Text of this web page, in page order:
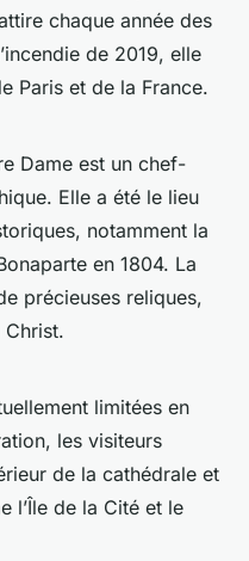
chaque année des
de 2019, elle
Paris et de la France.
Dame est un chef-
Elle a été le lieu
notamment la
en 1804. La
précieuses reliques,
Christ.
limitées en
les visiteurs
de la cathédrale et
l’Île de la Cité et le